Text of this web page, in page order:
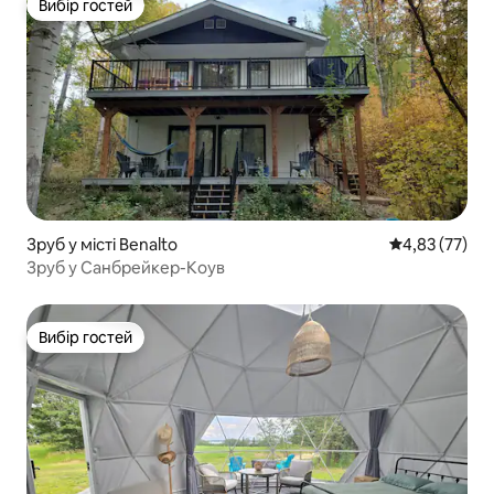
Вибір гостей
Вибір гостей
Зруб у місті Benalto Середня
4,83 (77)
Зруб у Санбрейкер-Коув
Вибір гостей
Вибір гостей